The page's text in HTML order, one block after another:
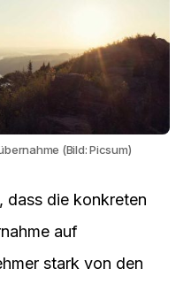
(Bild: Picsum)
dass die konkreten
auf
stark von den